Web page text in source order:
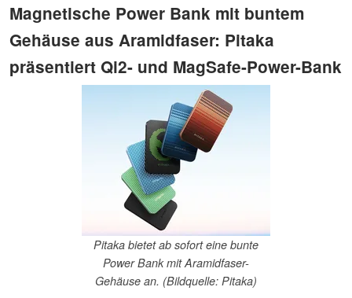
Magnetische Power Bank mit buntem
Gehäuse aus Aramidfaser: Pitaka
präsentiert Qi2- und MagSafe-Power-Bank
Pitaka bietet ab sofort eine bunte
Power Bank mit Aramidfaser-
Gehäuse an. (Bildquelle: Pitaka)